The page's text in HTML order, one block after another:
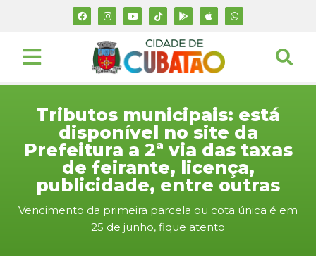
Tributos municipais: está
disponível no site da
Prefeitura a 2ª via das taxas
de feirante, licença,
publicidade, entre outras
Vencimento da primeira parcela ou cota única é em
25 de junho, fique atento